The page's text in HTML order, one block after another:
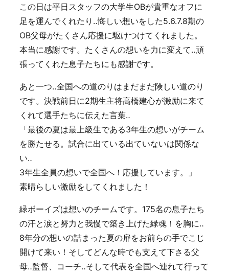
この日は平日スタッフの大学生OBが貴重なオフに
足を運んでくれたり‥悔しい想いをした5.6.7.8期の
OB父母がたくさん応援に駆けつけてくれました。
本当に感謝です。たくさんの想いを力に変えて‥頑
張ってくれた息子たちにも感謝です。
あと一つ‥全国への道のりはまだまだ険しい道のり
です。決戦前日に2期生主将高橋建心が激励に来て
くれて選手たちに伝えた言葉‥
「最後の夏は最上級生である3年生の想いがチーム
を勝たせる。試合に出ている出ていないは関係な
い‥
3年生全員の想いで全国へ！応援しています。」
素晴らしい激励をしてくれました！
緑ボーイズは想いのチームです。175名の息子たち
の汗と涙と努力と我慢で築き上げた緑魂！を胸に‥
8年分の想いの詰まった夏の扉をお前らの手でこじ
開けて来い！そしてどんな時でも支えて下さる父
母‥監督、コーチ‥そして代表を全国へ連れて行って